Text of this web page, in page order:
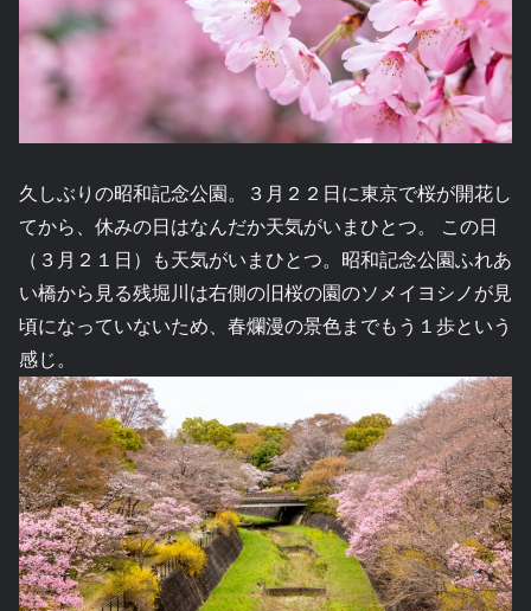
久しぶりの昭和記念公園。３月２２日に東京で桜が開花し
てから、休みの日はなんだか天気がいまひとつ。 この日
（３月２１日）も天気がいまひとつ。昭和記念公園ふれあ
い橋から見る残堀川は右側の旧桜の園のソメイヨシノが見
頃になっていないため、春爛漫の景色までもう１歩という
感じ。